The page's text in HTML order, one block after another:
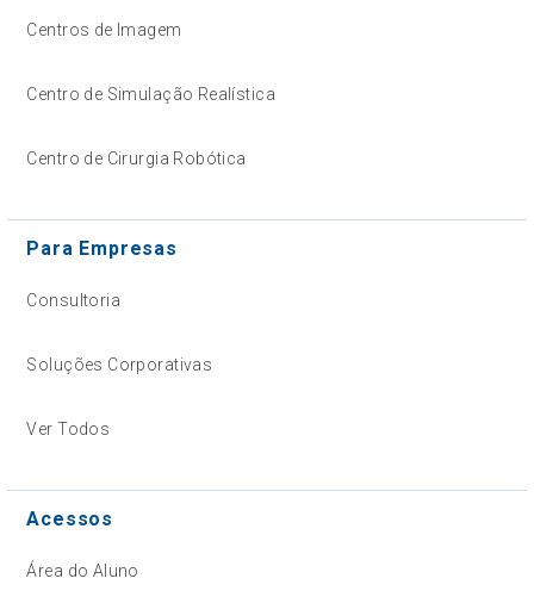
Centros de Imagem
Centro de Simulação Realística
Centro de Cirurgia Robótica
Para Empresas
Consultoria
Soluções Corporativas
Ver Todos
Acessos
Área do Aluno